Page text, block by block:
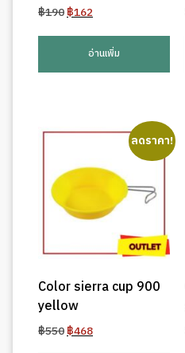
฿190Original
฿190.
฿162Current
is:
฿162.
อ่านเพิ่ม
ลดราคา!
Color sierra cup 900
yellow
฿550Original
฿468Current